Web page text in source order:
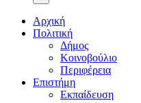
Αρχική
Πολιτική
Δήμος
Κοινοβούλιο
Περιφέρεια
Επιστήμη
Εκπαίδευση